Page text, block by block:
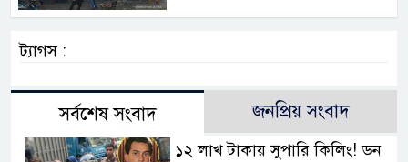
ট্যাগস :
সর্বশেষ সংবাদ জনপ্রিয় সংবাদ
১২ লাখ টাকায় সুপারি কিলিং! ডন